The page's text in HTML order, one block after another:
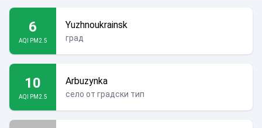
6
AQI PM2.5
Yuzhnoukrainsk
град
10
AQI PM2.5
Arbuzynka
село от градски тип